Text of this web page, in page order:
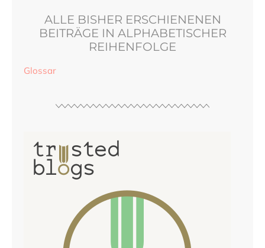
ALLE BISHER ERSCHIENENEN
BEITRÄGE IN ALPHABETISCHER
REIHENFOLGE
Glossar